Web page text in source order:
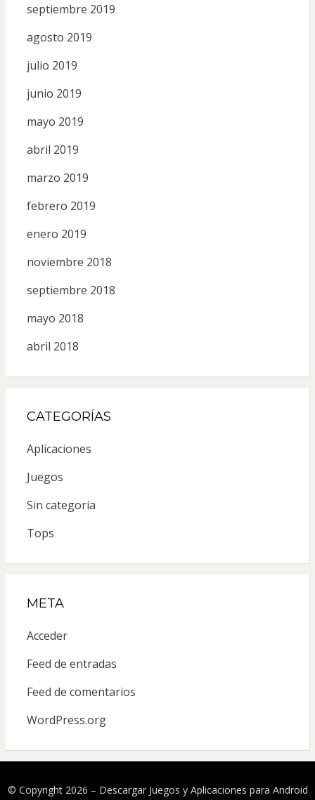
septiembre 2019
agosto 2019
julio 2019
junio 2019
mayo 2019
abril 2019
marzo 2019
febrero 2019
enero 2019
noviembre 2018
septiembre 2018
mayo 2018
abril 2018
CATEGORÍAS
Aplicaciones
Juegos
Sin categoría
Tops
META
Acceder
Feed de entradas
Feed de comentarios
WordPress.org
© Copyright 2026 – Descargar Juegos y Aplicaciones para Android